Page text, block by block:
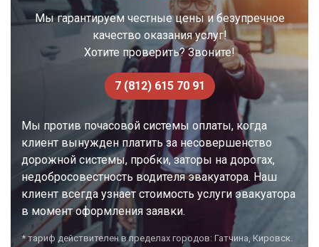
Мы гарантируем честные цены и безупречное
качество оказания услуг!
Хотите проверить? Звоните!
7 (812) 615 70 91
Мы против почасовой системы оплаты, когда
клиент вынужден платить за несовершенство
дорожной системы, пробки, заторы на дорогах,
недобросовестность водителя эвакуатора. Наш
клиент всегда узнает стоимость услуги эвакуатора
в момент оформления заявки.
* тариф действителен в пределах городов: Гатчина, Кировск.